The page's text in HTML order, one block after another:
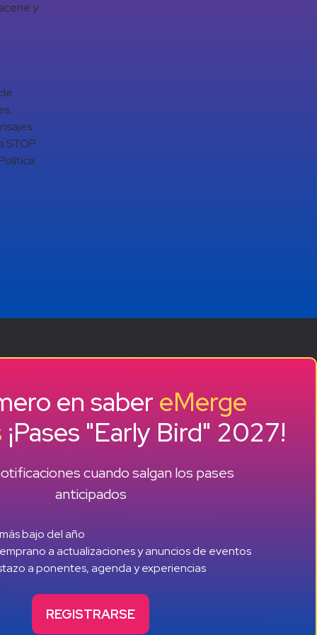
y
STOP
DE
SMB
UN STAND
ACERCA DE
NUESTRO EQUIPO
EVENTOS
PRENSA Y
CREADORES DE
CONTACTO
en saber eMerge
¡Pases "Early Bird" 2027!
cuando salgan los pases
anticipados
bajo del año
a actualizaciones y anuncios de eventos
a ponentes, agenda y experiencias
REGISTRARSE